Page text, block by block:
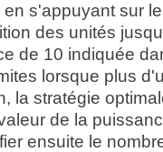
s'appuyant sur
des unités
de 10 indiquée
lorsque plus
la stratégie
de la
ensuite le